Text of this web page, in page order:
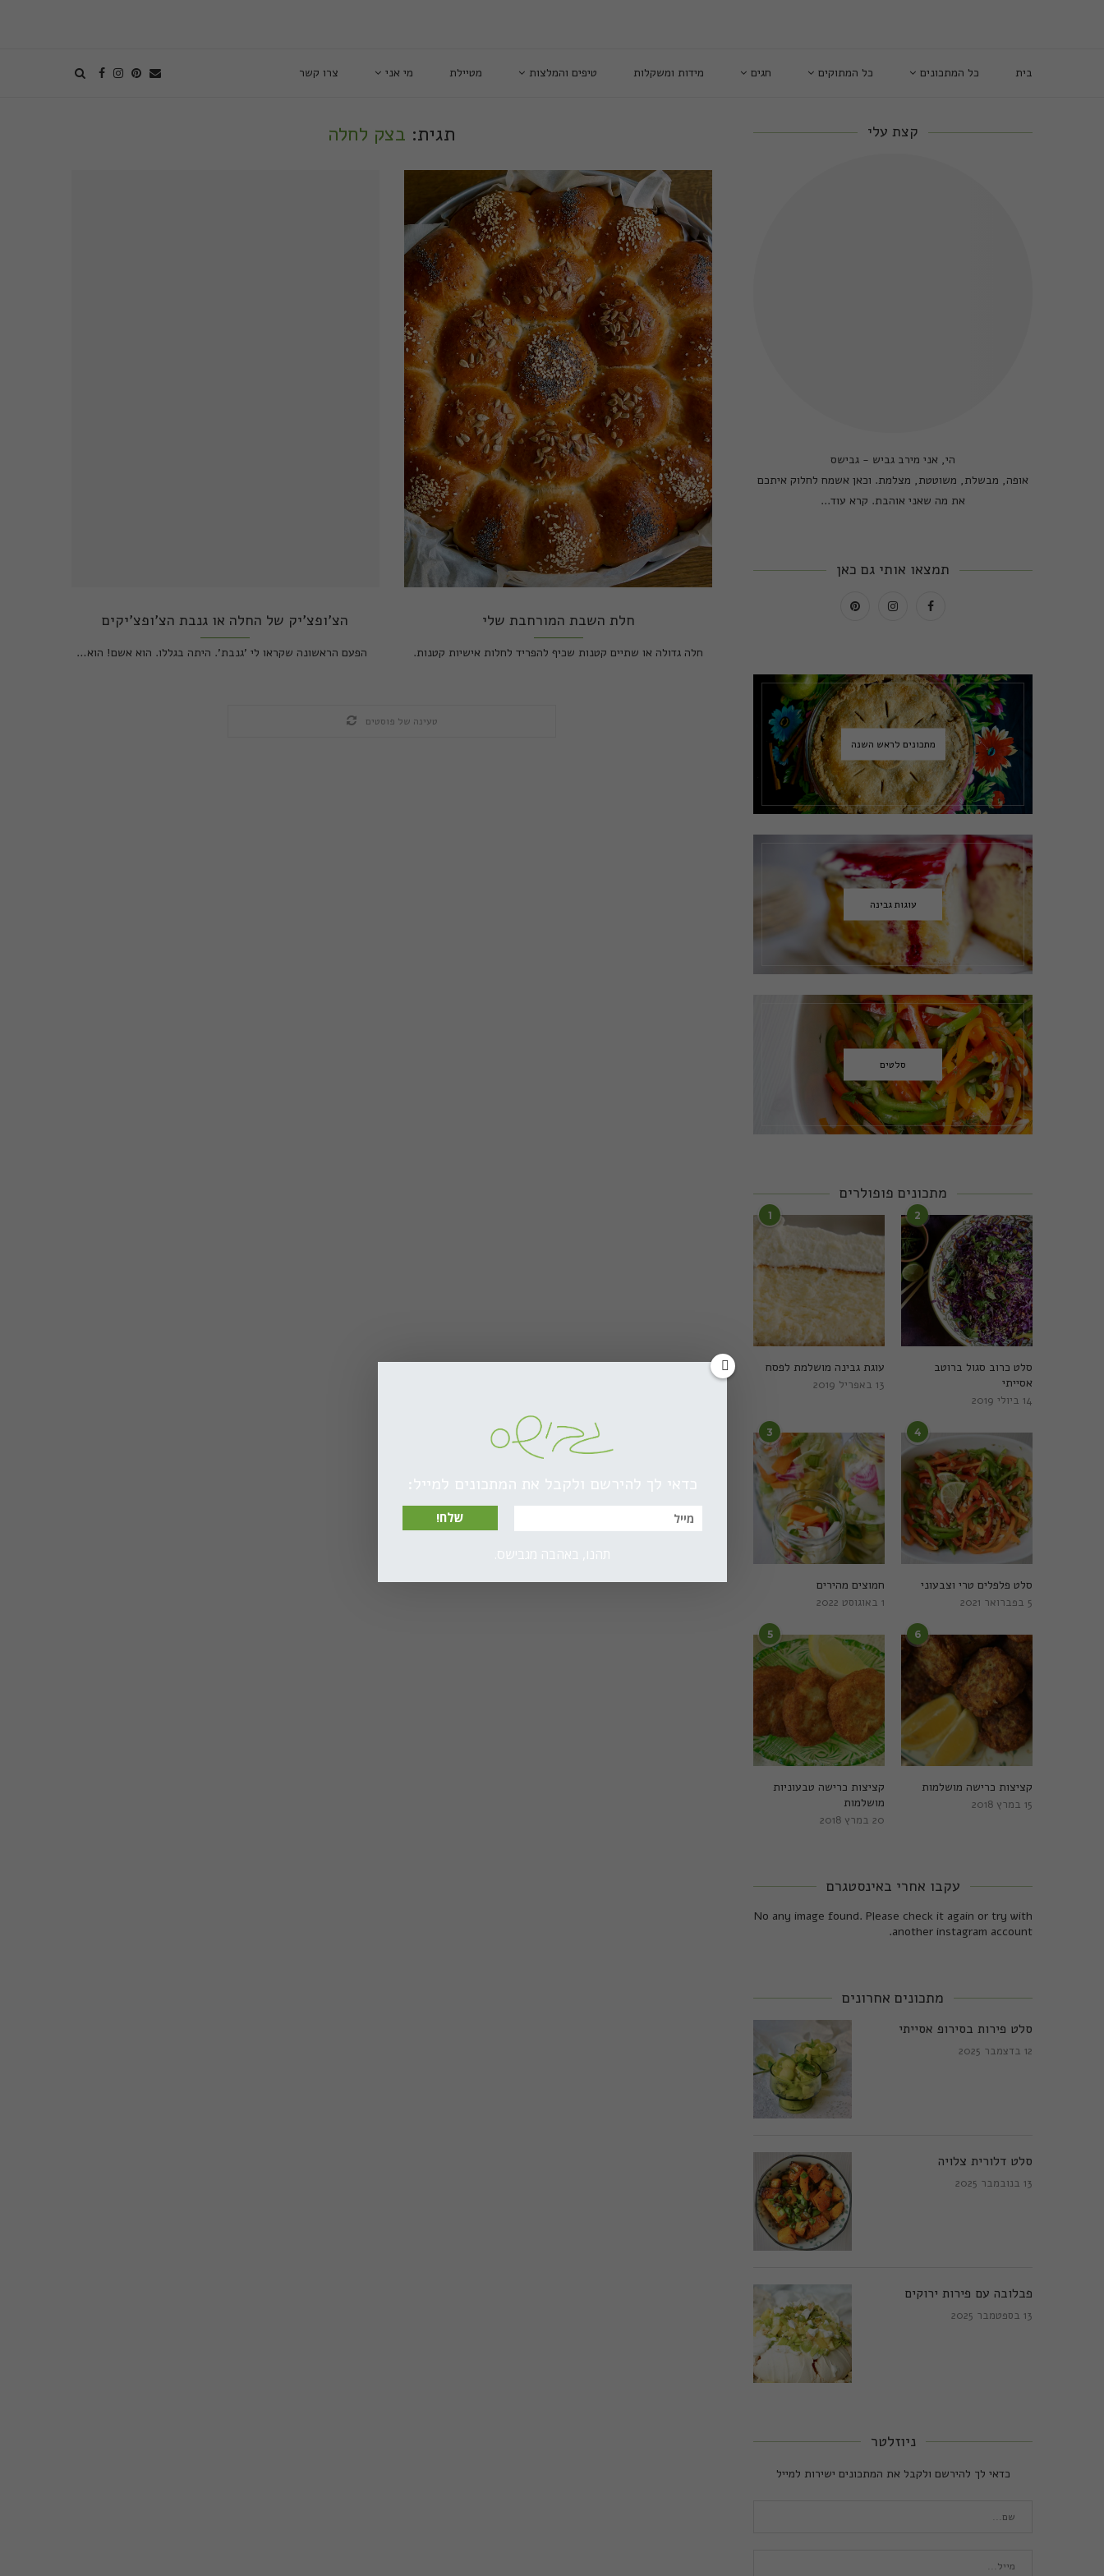
בית כל המתכונים כל המתוקים חגים מידות ומשקלות טיפים והמלצות מטיילת מי אני צרו קשר
תגית: בצק לחלה
חלת השבת המורחבת שלי
חלה גדולה או שתיים קטנות שכיף להפריד לחלות אישיות קטנות.
הצ'ופצ'יק של החלה או גנבת הצ'ופצ'יקים
הפעם הראשונה שקראו לי 'גנבת'. היתה בגללו. הוא אשם! הוא…
טעינה של פוסטים
קצת עלי
הי, אני מירב גביש - גבישס
אופה, מבשלת, משוטטת, מצלמת. וכאן אשמח לחלוק איתכם
את מה שאני אוהבת. קרא עוד...
תמצאו אותי גם כאן
מתכונים לראש השנה
עוגות גבינה
סלטים
מתכונים פופולרים
1
עוגת גבינה מושלמת לפסח
13 באפריל 2019
2
סלט כרוב סגול ברוטב
אסייתי
14 ביולי 2019
3
חמוצים מהירים
1 באוגוסט 2022
4
סלט פלפלים טרי וצבעוני
5 בפברואר 2021
5
קציצות כרישה טבעוניות
מושלמות
20 במרץ 2018
6
קציצות כרישה מושלמות
15 במרץ 2018
עקבו אחרי באינסטגרם
No any image found. Please check it again or try with
another instagram account.
מתכונים אחרונים
סלט פירות בסירופ אסייתי
12 בדצמבר 2025
סלט דלורית צלויה
13 בנובמבר 2025
פבלובה עם פירות ירוקים
13 בספטמבר 2025
ניוזלטר
כדאי לך להירשם ולקבל את המתכונים ישירות למייל
כדאי לך להירשם ולקבל את המתכונים למייל:
שלח!
תהנו, באהבה מגבישס.